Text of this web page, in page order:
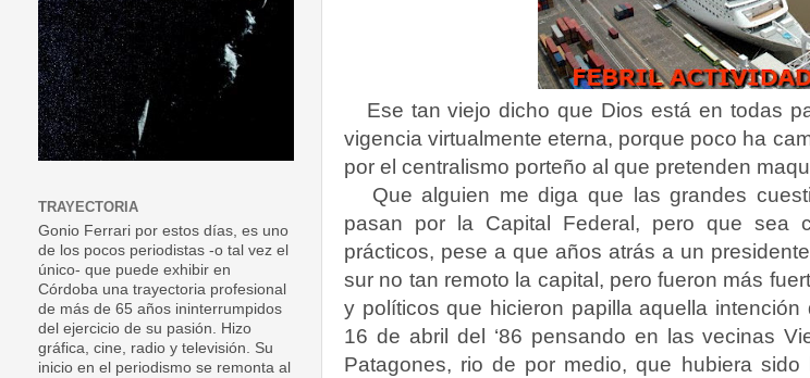
Ese tan viejo dicho que Dios está en todas
vigencia virtualmente eterna, porque poco ha
por el centralismo porteño al que pretenden
Que alguien me diga que las grandes
pasan por la Capital Federal, pero que sea
prácticos, pese a que años atrás a un
sur no tan remoto la capital, pero fueron más
y políticos que hicieron papilla aquella
16 de abril del ‘86 pensando en las vecinas
Patagones, rio de por medio, que hubiera
TRAYECTORIA
Gonio Ferrari por estos días, es uno
de los pocos periodistas -o tal vez el
único- que puede exhibir en
Córdoba una trayectoria profesional
de más de 65 años ininterrumpidos
del ejercicio de su pasión. Hizo
gráfica, cine, radio y televisión. Su
inicio en el periodismo se remonta al